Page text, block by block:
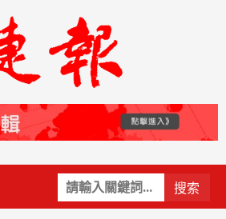
關
鍵
Primary
Menu